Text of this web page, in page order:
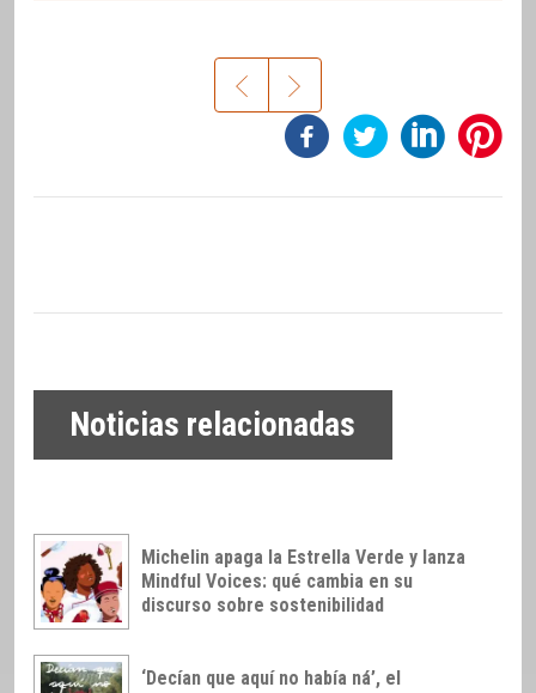
Noticias relacionadas
Michelin apaga la Estrella Verde y lanza
Mindful Voices: qué cambia en su
discurso sobre sostenibilidad
‘Decían que aquí no había ná’, el